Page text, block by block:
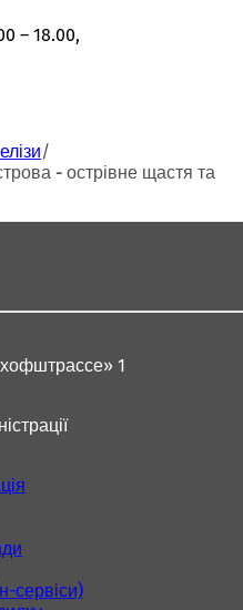
– 18.00,
- острівне щастя та
1
сервіси)